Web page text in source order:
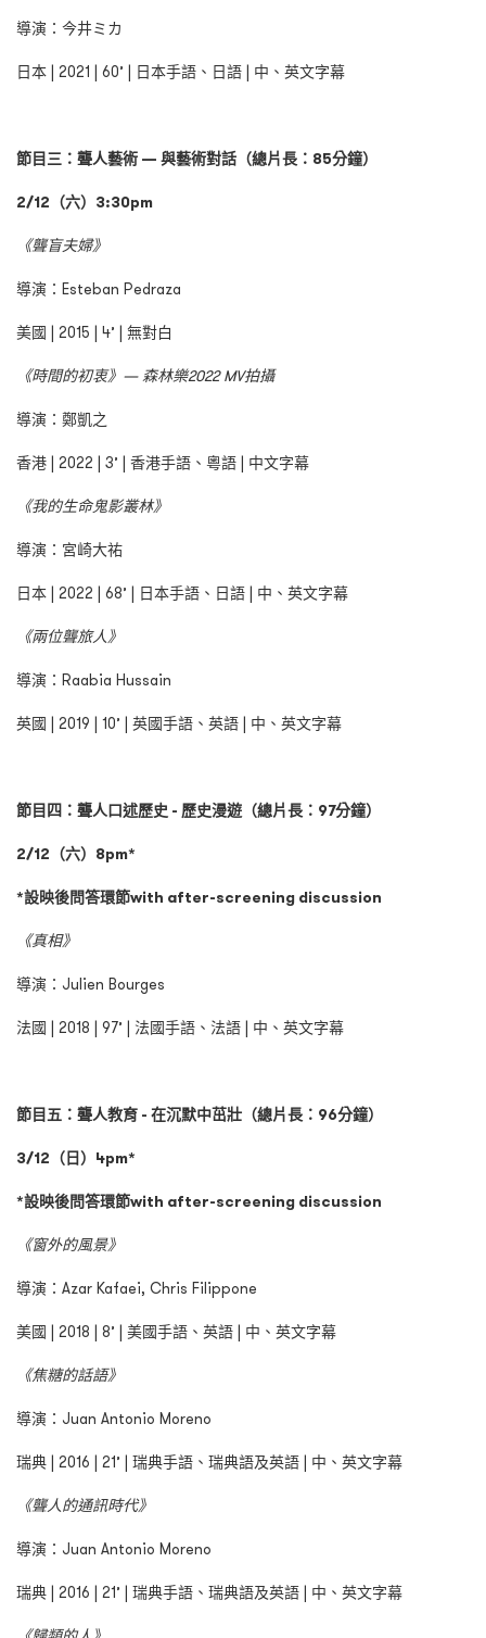
導演：今井ミカ
日本 | 2021 | 60’ | 日本手語、日語 | 中、英文字幕
節目三：聾人藝術 — 與藝術對話（總片長：85分鐘）
2/12（六）3:30pm
《聾盲夫婦》
導演：Esteban Pedraza
美國 | 2015 | 4’ | 無對白
《時間的初衷》— 森林樂2022 MV拍攝
導演：鄭凱之
香港 | 2022 | 3’ | 香港手語、粵語 | 中文字幕
《我的生命鬼影叢林》
導演：宮崎大祐
日本 | 2022 | 68’ | 日本手語、日語 | 中、英文字幕
《兩位聾旅人》
導演：Raabia Hussain
英國 | 2019 | 10’ | 英國手語、英語 | 中、英文字幕
節目四：聾人口述歷史 - 歷史漫遊（總片長：97分鐘）
2/12（六）8pm*
*設映後問答環節with after-screening discussion
《真相》
導演：Julien Bourges
法國 | 2018 | 97’ | 法國手語、法語 | 中、英文字幕
節目五：聾人教育 - 在沉默中茁壯（總片長：96分鐘）
3/12（日）4pm*
*設映後問答環節with after-screening discussion
《窗外的風景》
導演：Azar Kafaei, Chris Filippone
美國 | 2018 | 8’ | 美國手語、英語 | 中、英文字幕
《焦糖的話語》
導演：Juan Antonio Moreno
瑞典 | 2016 | 21’ | 瑞典手語、瑞典語及英語 | 中、英文字幕
《聾人的通訊時代》
導演：Juan Antonio Moreno
瑞典 | 2016 | 21’ | 瑞典手語、瑞典語及英語 | 中、英文字幕